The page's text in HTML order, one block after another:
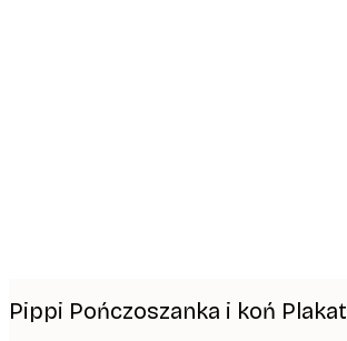
Pippi Pończoszanka i koń Plakat